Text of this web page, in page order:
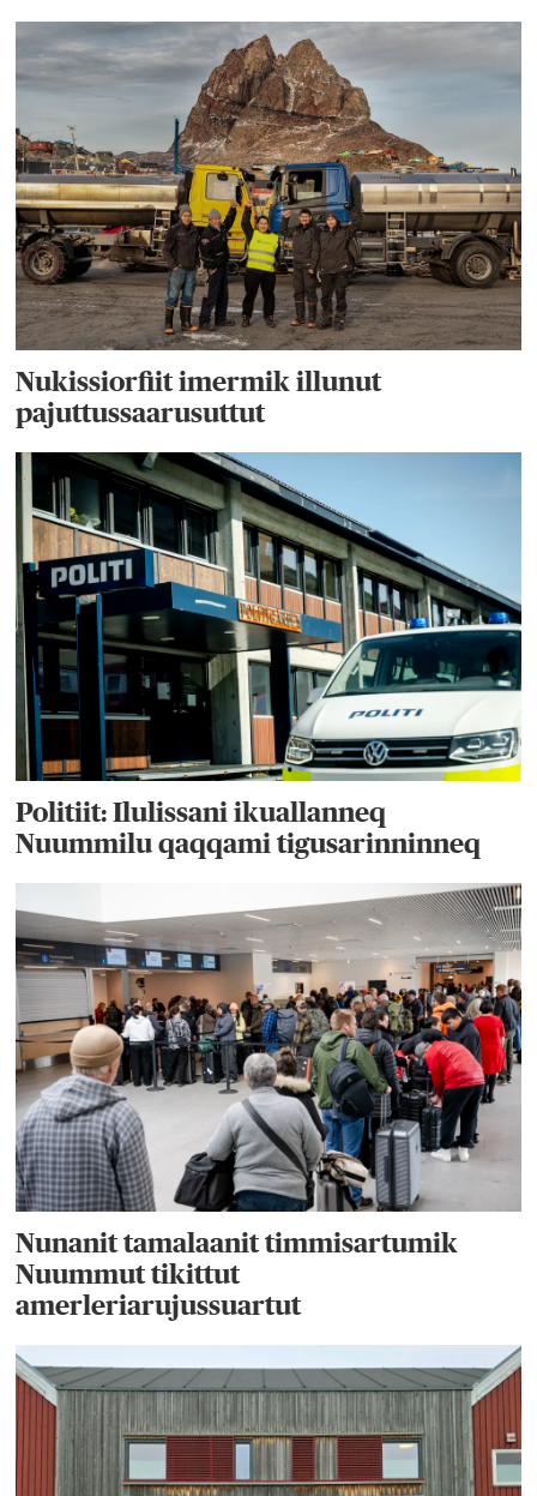
Nukissiorfiit imermik illunut
pajuttussaarusuttut
Politiit: Ilulissani ikuallanneq
Nuummilu qaqqami tigusarinninneq
Nunanit tamalaanit timmisartumik
Nuummut tikittut
amerleriarujussuartut